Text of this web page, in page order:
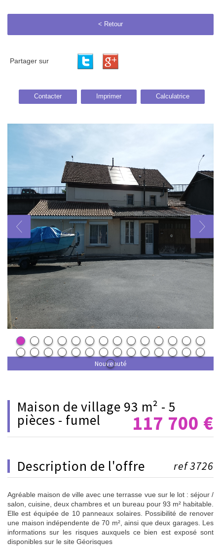
< Retour
Partager sur
Contacter Imprimer Calculatrice
Nouveauté
maison de village 93 m² - 5
pièces - fumel 117 700 €
description de l'offre ref 3726
Agréable maison de ville avec une terrasse vue sur le lot : séjour /
salon, cuisine, deux chambres et un bureau pour 93 m² habitable.
Elle est équipée de 10 panneaux solaires. Possibilité de renover
une maison indépendente de 70 m², ainsi que deux garages. Les
informations sur les risques auxquels ce bien est exposé sont
disponibles sur le site Géorisques